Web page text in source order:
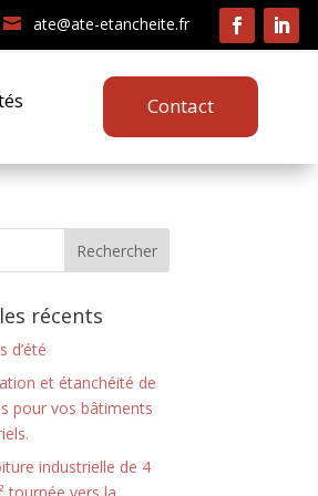
ate@ate-etancheite.fr
Contact
récents
d’été
et étanchéité de
pour vos bâtiments
industrielle de 4